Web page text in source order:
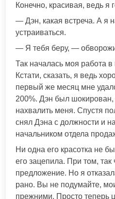
Конечно, красивая, ведь я
— Дэн, какая встреча. А я
устраиваться.
— Я тебя беру, —
Так началась моя работа
Кстати, сказать, я ведь
первый же месяц мне
200%. Дэн был
нахвалить меня. Спустя
снял Дэна с должности и
начальником отдела
Ни одна его красотка не
его зацепила. При том, так
предложение. Но я
рано. Вы не подумайте,
прежними. Просто теперь